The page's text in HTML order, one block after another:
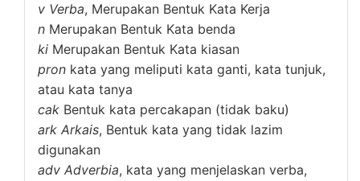
v Verba, Merupakan Bentuk Kata Kerja
n Merupakan Bentuk Kata benda
ki Merupakan Bentuk Kata kiasan
pron kata yang meliputi kata ganti, kata tunjuk,
atau kata tanya
cak Bentuk kata percakapan (tidak baku)
ark Arkais, Bentuk kata yang tidak lazim
digunakan
adv Adverbia, kata yang menjelaskan verba,